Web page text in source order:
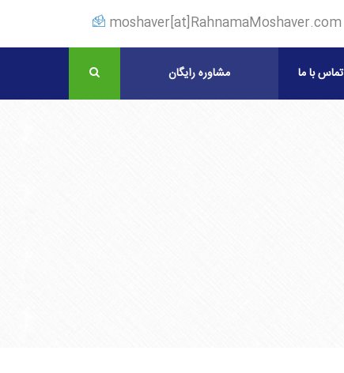
moshaver[at]RahnamaMoshaver.com
تماس با ما مشاوره رایگان